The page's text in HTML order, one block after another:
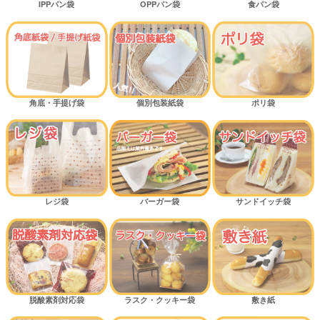
IPPパン袋 OPPパン袋 食パン袋
角底・手提げ袋 個別包装紙袋 ポリ袋
レジ袋 バーガー袋 サンドイッチ袋
脱酸素剤対応袋 ラスク・クッキー袋 敷き紙